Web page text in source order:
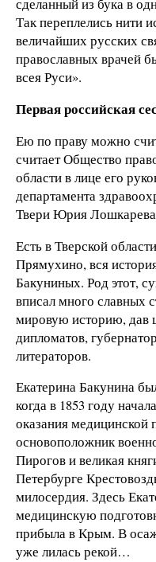
сделанный из бука в
Так переплелись нити
величайших русских
православных врачей
всея Руси».
Первая российская
Ею по праву можно
считает Общество
области в лице его
департамента
Твери Юрия
Есть в Тверской
Прямухино, вся
Бакуниных. Род этот,
вписал много славных
мировую историю, дав
дипломатов,
литераторов.
Екатерина Бакунина
когда в 1853 году
оказания
основоположник
Пирогов и великая
Петербурге
милосердия. Здесь
медицинскую
прибыла в Крым. В
уже лилась рекой…